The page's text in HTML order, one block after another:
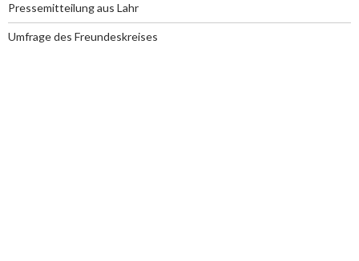
Pressemitteilung aus Lahr
Umfrage des Freundeskreises